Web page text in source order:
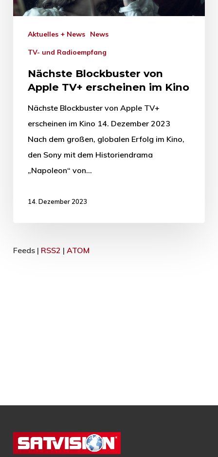
Aktuelles + News News
TV- und Radioempfang
Nächste Blockbuster von
Apple TV+ erscheinen im Kino
Nächste Blockbuster von Apple TV+
erscheinen im Kino 14. Dezember 2023
Nach dem großen, globalen Erfolg im Kino,
den Sony mit dem Historiendrama
„Napoleon“ von…
14. Dezember 2023
Feeds | RSS2 | ATOM